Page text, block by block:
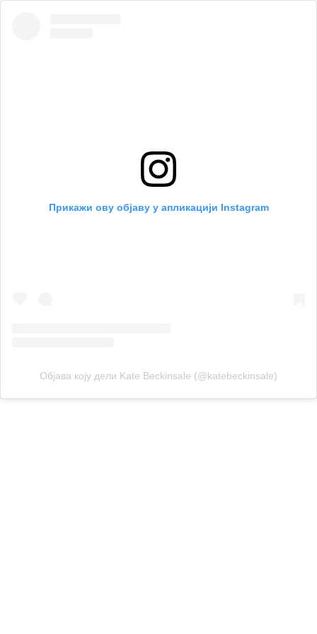
Прикажи ову објаву у апликацији Instagram
Објава коју дели Kate Beckinsale (@katebeckinsale)